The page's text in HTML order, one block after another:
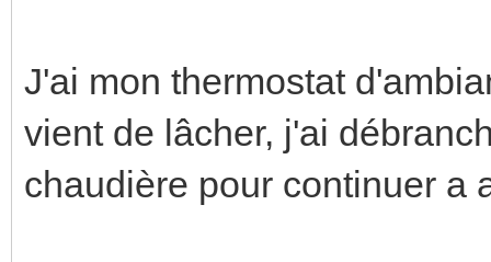
J'ai mon thermostat
vient de lâcher, j'ai
chaudière pour continuer a